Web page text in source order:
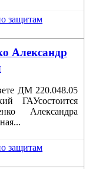
защитам
Александр
ДМ 220.048.05
ГАУсостоится
Александра
защитам